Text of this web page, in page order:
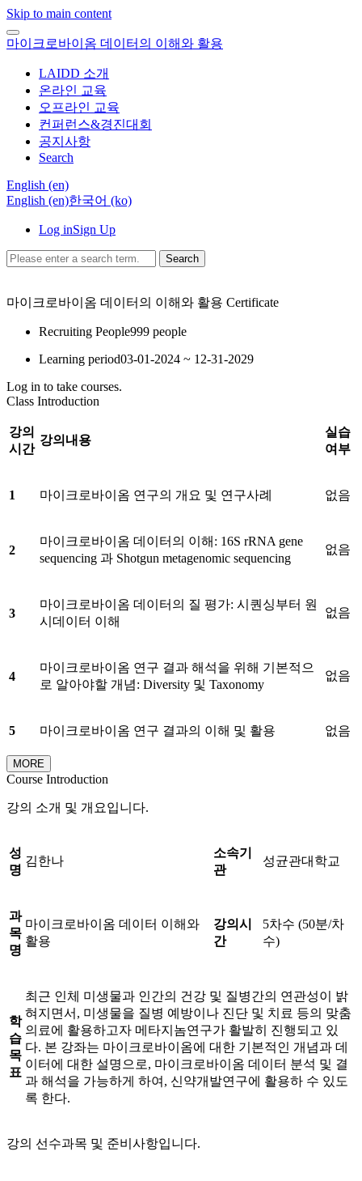
Skip to main content
마이크로바이옴 데이터의 이해와 활용
LAIDD 소개
온라인 교육
오프라인 교육
컨퍼런스&경진대회
공지사항
Search
English ‎(en)‎
English ‎(en)‎한국어 ‎(ko)‎
Log inSign Up
Search
마이크로바이옴 데이터의 이해와 활용 Certificate
Recruiting People999 people
Learning period03-01-2024 ~ 12-31-2029
Log in to take courses.
Class Introduction
강의
시간
강의내용
실습
여부
1 마이크로바이옴 연구의 개요 및 연구사례 없음
2
마이크로바이옴 데이터의 이해: 16S rRNA gene
sequencing 과 Shotgun metagenomic sequencing
없음
3
마이크로바이옴 데이터의 질 평가: 시퀀싱부터 원
시데이터 이해
없음
4
마이크로바이옴 연구 결과 해석을 위해 기본적으
로 알아야할 개념: Diversity 및 Taxonomy
없음
5 마이크로바이옴 연구 결과의 이해 및 활용 없음
MORE
Course Introduction
강의 소개 및 개요입니다.
성
명
김한나
소속기
관
성균관대학교
과
목
명
마이크로바이옴 데이터 이해와
활용
강의시
간
5차수 (50분/차
수)
학
습
목
표
최근 인체 미생물과 인간의 건강 및 질병간의 연관성이 밝
혀지면서, 미생물을 질병 예방이나 진단 및 치료 등의 맞춤
의료에 활용하고자 메타지놈연구가 활발히 진행되고 있
다. 본 강좌는 마이크로바이옴에 대한 기본적인 개념과 데
이터에 대한 설명으로, 마이크로바이옴 데이터 분석 및 결
과 해석을 가능하게 하여, 신약개발연구에 활용하 수 있도
록 한다.
강의 선수과목 및 준비사항입니다.